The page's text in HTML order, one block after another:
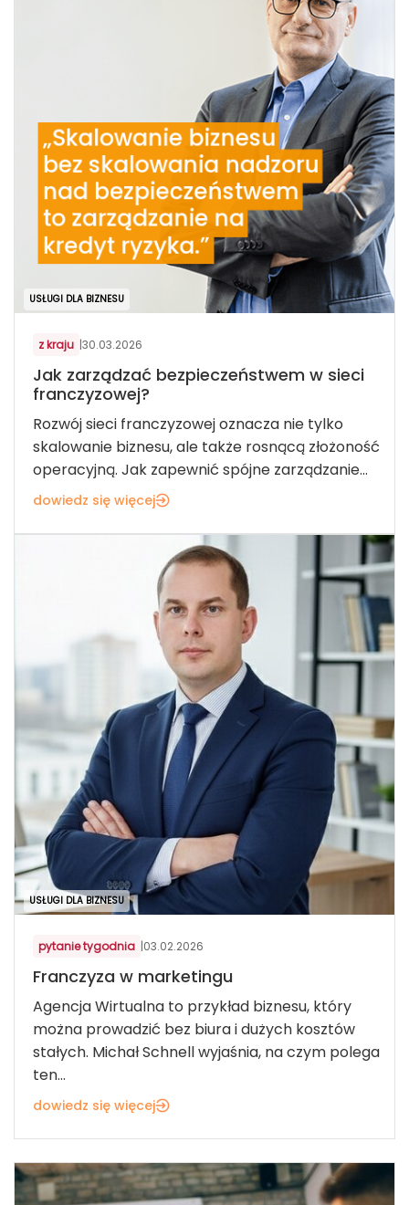
USŁUGI DLA BIZNESU
z kraju |30.03.2026
Jak zarządzać bezpieczeństwem w sieci
franczyzowej?
Rozwój sieci franczyzowej oznacza nie tylko
skalowanie biznesu, ale także rosnącą złożoność
operacyjną. Jak zapewnić spójne zarządzanie...
dowiedz się więcej
USŁUGI DLA BIZNESU
pytanie tygodnia |03.02.2026
Franczyza w marketingu
Agencja Wirtualna to przykład biznesu, który
można prowadzić bez biura i dużych kosztów
stałych. Michał Schnell wyjaśnia, na czym polega
ten...
dowiedz się więcej